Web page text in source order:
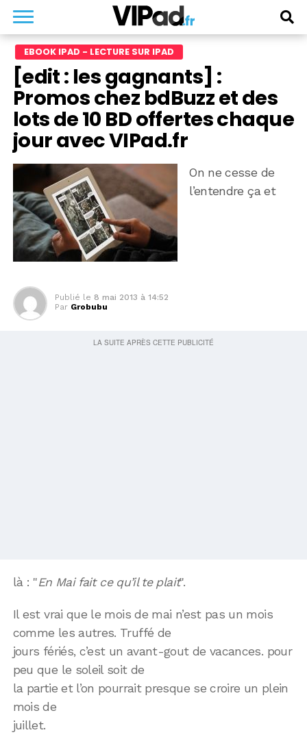
EBOOK IPAD - LECTURE SUR IPAD
[edit : les gagnants] :
Promos chez bdBuzz et des
lots de 10 BD offertes chaque
jour avec VIPad.fr
On ne cesse de
l’entendre ça et
Publié le 8 mai 2013 à 14:52
Par Grobubu
là : "En Mai fait ce qu’il te plait".
Il est vrai que le mois de mai n’est pas un mois
comme les autres. Truffé de
jours fériés, c’est un avant-gout de vacances. pour
peu que le soleil soit de
la partie et l’on pourrait presque se croire un plein
mois de
juillet.